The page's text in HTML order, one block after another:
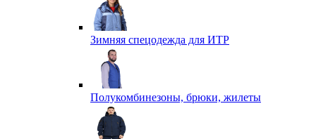
Зимняя спецодежда для ИТР
Полукомбинезоны, брюки, жилеты